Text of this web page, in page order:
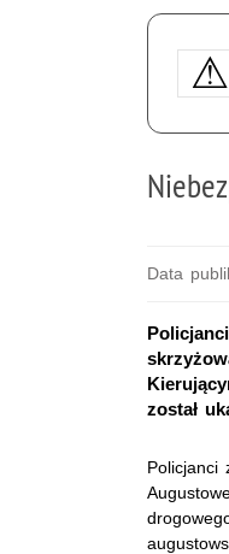
Data
został
Policjanci